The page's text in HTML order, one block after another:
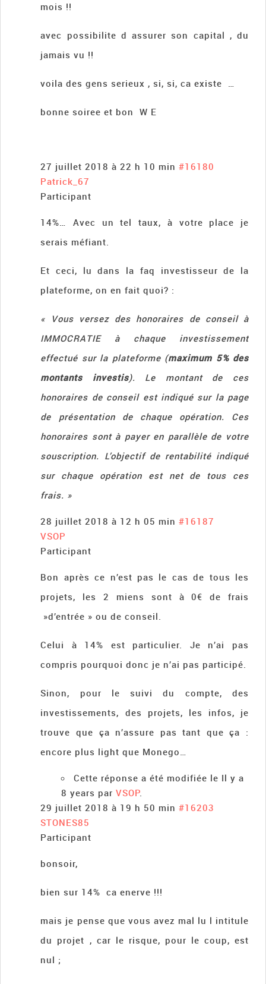
mois !!
avec possibilite d assurer son capital , du
jamais vu !!
voila des gens serieux , si, si, ca existe …
bonne soiree et bon W E
27 juillet 2018 à 22 h 10 min #16180
Patrick_67
Participant
14%… Avec un tel taux, à votre place je
serais méfiant.
Et ceci, lu dans la faq investisseur de la
plateforme, on en fait quoi? :
« Vous versez des honoraires de conseil à
IMMOCRATIE à chaque investissement
effectué sur la plateforme (maximum 5% des
montants investis). Le montant de ces
honoraires de conseil est indiqué sur la page
de présentation de chaque opération. Ces
honoraires sont à payer en parallèle de votre
souscription. L’objectif de rentabilité indiqué
sur chaque opération est net de tous ces
frais. »
28 juillet 2018 à 12 h 05 min #16187
VSOP
Participant
Bon après ce n’est pas le cas de tous les
projets, les 2 miens sont à 0€ de frais
»d’entrée » ou de conseil.
Celui à 14% est particulier. Je n’ai pas
compris pourquoi donc je n’ai pas participé.
Sinon, pour le suivi du compte, des
investissements, des projets, les infos, je
trouve que ça n’assure pas tant que ça :
encore plus light que Monego…
Cette réponse a été modifiée le Il y a
8 years parVSOP.
29 juillet 2018 à 19 h 50 min #16203
STONES85
Participant
bonsoir,
bien sur 14% ca enerve !!!
mais je pense que vous avez mal lu l intitule
du projet , car le risque, pour le coup, est
nul ;